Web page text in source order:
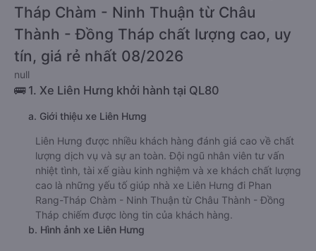
Tháp Chàm - Ninh Thuận từ Châu
Thành - Đồng Tháp chất lượng cao, uy
tín, giá rẻ nhất 08/2026
null
🚌 1. Xe Liên Hưng khởi hành tại QL80
a. Giới thiệu xe Liên Hưng
Liên Hưng được nhiều khách hàng đánh giá cao về chất
lượng dịch vụ và sự an toàn. Đội ngũ nhân viên tư vấn
nhiệt tình, tài xế giàu kinh nghiệm và xe khách chất lượng
cao là những yếu tố giúp nhà xe Liên Hưng đi Phan
Rang-Tháp Chàm - Ninh Thuận từ Châu Thành - Đồng
Tháp chiếm được lòng tin của khách hàng.
b. Hình ảnh xe Liên Hưng